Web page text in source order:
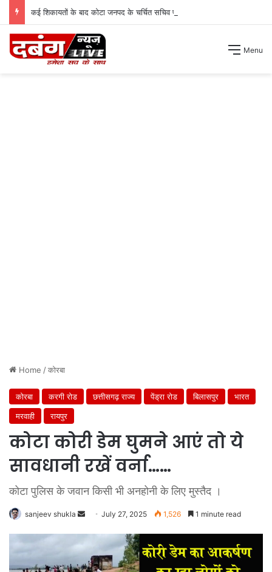
कई शिकायतों के बाद कोटा जनपद के चर्चित सचिव पंचायत से हटाए गए ।
Menu
Home /कोरबा
कोरबा करगी रोड छत्तीसगढ़ राज्य पेंड्रा रोड बिलासपुर
भारत
मरवाही
रायपुर
कोटा कोरी डेम घुमने आएं तो ये
सावधानी रखें वर्ना……
कोटा पुलिस के जवान किसी भी अनहोनी के लिए मुस्तैद ।
sanjeev shukla
SendJuly 27, 2025 1,526 1 minute read